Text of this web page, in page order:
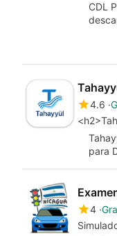
CDL
4.6
para
4